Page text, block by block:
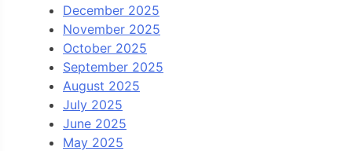
December 2025
November 2025
October 2025
September 2025
August 2025
July 2025
June 2025
May 2025